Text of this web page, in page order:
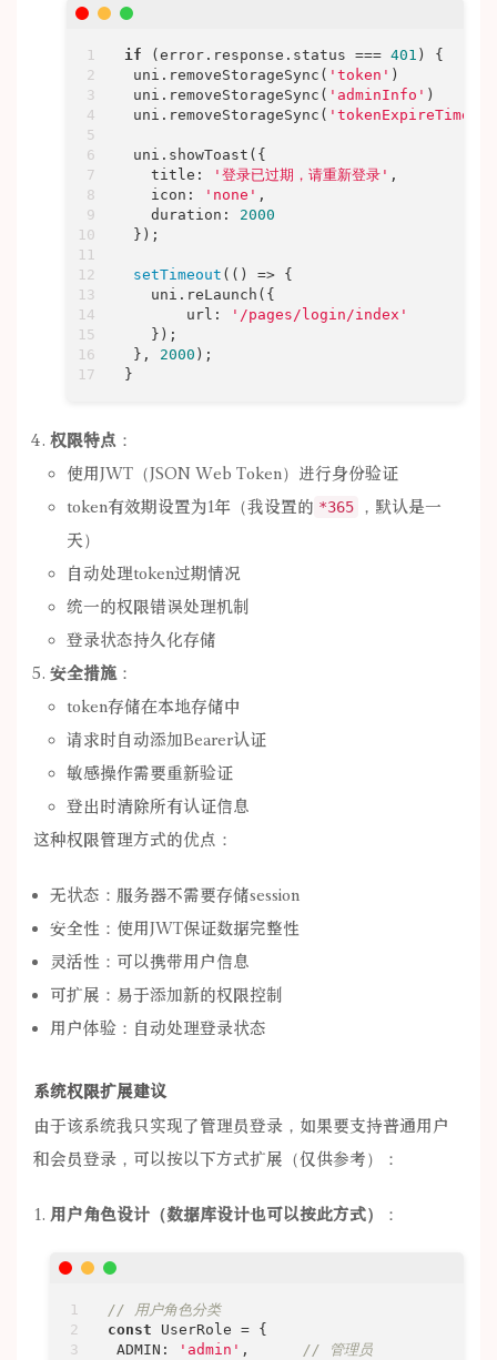
if (error.response.status === 401 ) {
uni.removeStorageSync( 'token' )
uni.removeStorageSync( 'adminInfo' )
uni.removeStorageSync( 'tokenExpireTime'
uni.showToast({
title : '登录已过期，请重新登录' ,
icon : 'none' ,
duration : 2000
});
setTimeout ( () => {
   uni.reLaunch({
url :
'/pages/login/index'
   });
}, 2000 );
}
权限特点 ：
使用JWT（JSON Web Token）进行身份验证
token有效期设置为1年（我设置的 *365
，默认是一
天）
自动处理token过期情况
统一的权限错误处理机制
登录状态持久化存储
安全措施 ：
token存储在本地存储中
请求时自动添加Bearer认证
敏感操作需要重新验证
登出时清除所有认证信息
这种权限管理方式的优点：
无状态：服务器不需要存储session
安全性：使用JWT保证数据完整性
灵活性：可以携带用户信息
可扩展：易于添加新的权限控制
用户体验：自动处理登录状态
系统权限扩展建议
由于该系统我只实现了管理员登录，如果要支持普通用户
和会员登录，可以按以下方式扩展（仅供参考）：
用户角色设计（数据库设计也可以按此方式） ：
// 用户角色分类
const UserRole = {
ADMIN : 'admin' , // 管理员